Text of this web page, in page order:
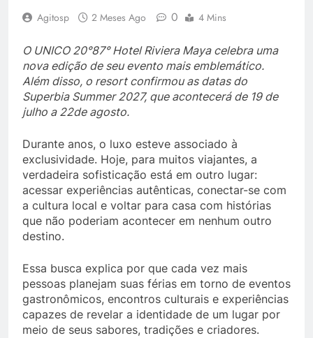
Agitosp 2 Meses Ago 0 4 Mins
O UNICO 20°87° Hotel Riviera Maya celebra uma
nova edição de seu evento mais emblemático.
Além disso, o resort confirmou as datas do
Superbia Summer 2027, que acontecerá de 19 de
julho a 22de agosto.
Durante anos, o luxo esteve associado à
exclusividade. Hoje, para muitos viajantes, a
verdadeira sofisticação está em outro lugar:
acessar experiências autênticas, conectar-se com
a cultura local e voltar para casa com histórias
que não poderiam acontecer em nenhum outro
destino.
Essa busca explica por que cada vez mais
pessoas planejam suas férias em torno de eventos
gastronômicos, encontros culturais e experiências
capazes de revelar a identidade de um lugar por
meio de seus sabores, tradições e criadores.